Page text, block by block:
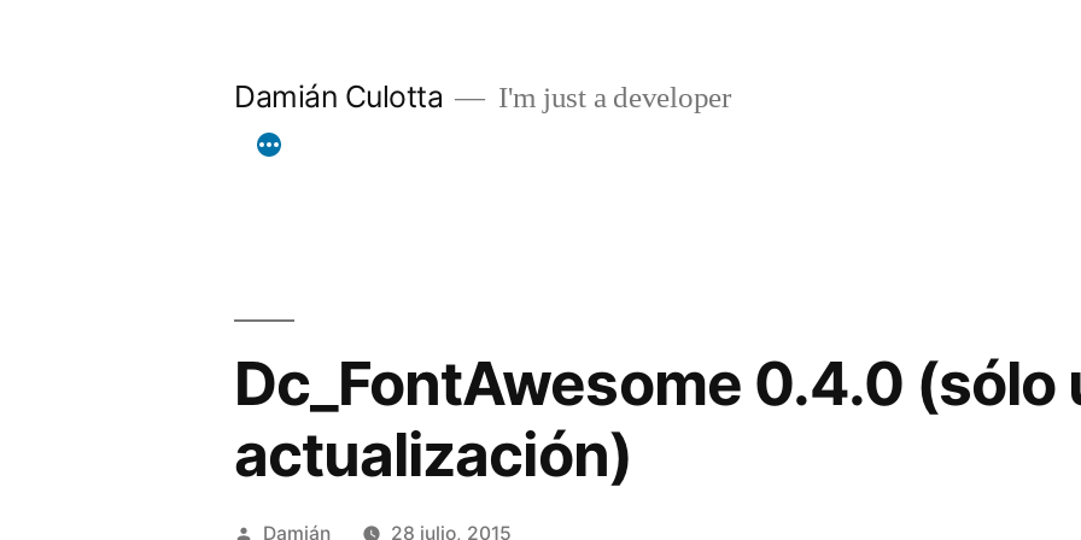
Damián Culotta I'm just a developer
Dc_FontAwesome 0.4.0 (sólo
actualización)
Publicado
Damián 28 julio, 2015